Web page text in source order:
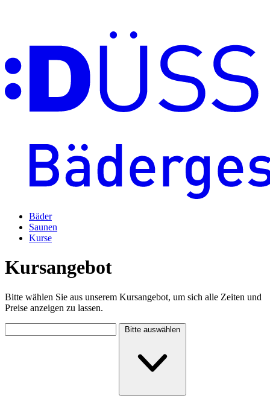
Bäder
Saunen
Kurse
Kursangebot
Bitte wählen Sie aus unserem Kursangebot, um sich alle Zeiten und
Preise anzeigen zu lassen.
Bitte auswählen